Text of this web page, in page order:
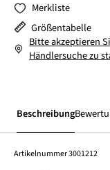
Merkliste
Größentabelle
Bitte akzeptieren
Händlersuche zu
Beschreibung
Artikelnummer3001212